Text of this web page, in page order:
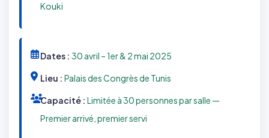
Kouki
Dates : 30 avril – 1er & 2 mai 2025
Lieu : Palais des Congrès de Tunis
Capacité : Limitée à 30 personnes par salle —
Premier arrivé, premier servi